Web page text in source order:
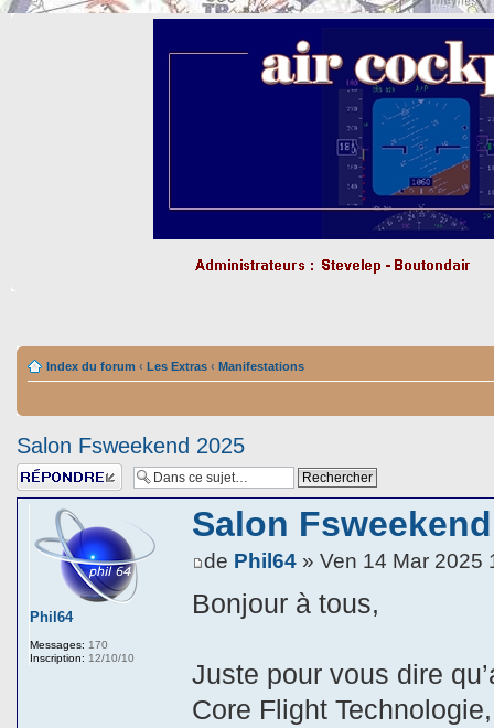
Index du forum ‹ Les Extras ‹ Manifestations
Salon Fsweekend 2025
Répondre
Salon
de Phil64 » Ven 14 Mar 2025
Bonjour à tous,
Juste pour vous dire
Core Flight
Phil64
Messages: 170
Inscription: 12/10/10